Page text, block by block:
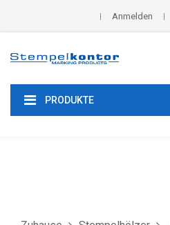
Anmelden
PRODUKTE